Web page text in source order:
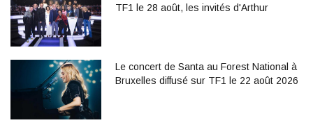
TF1 le 28 août, les invités d'Arthur
Le concert de Santa au Forest National à
Bruxelles diffusé sur TF1 le 22 août 2026